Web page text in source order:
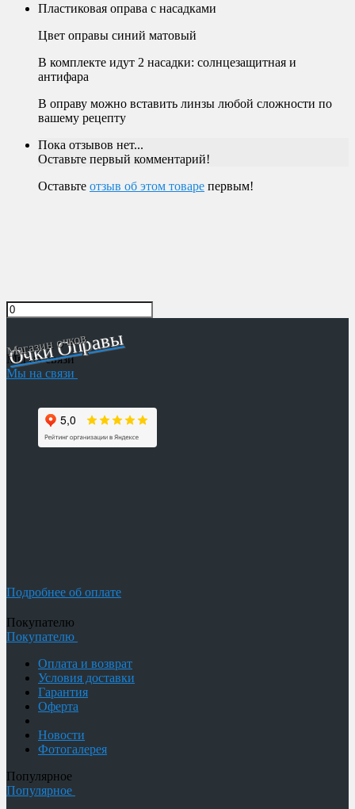
Пластиковая оправа с насадками
Цвет оправы синий матовый
В комплекте идут 2 насадки: солнцезащитная и
антифара
В оправу можно вставить линзы любой сложности по
вашему рецепту
Пока отзывов нет...
Оставьте первый комментарий!
Оставьте отзыв об этом товаре первым!
Очки Оправы
Магазин очков
Мы на связи
Мы на связи
Подробнее об оплате
Покупателю
Покупателю
Оплата и возврат
Условия доставки
Гарантия
Оферта
Новости
Фотогалерея
Популярное
Популярное